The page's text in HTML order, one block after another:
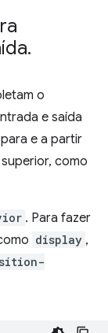
.
o
e saída
e a partir
como
. Para fazer
display ,